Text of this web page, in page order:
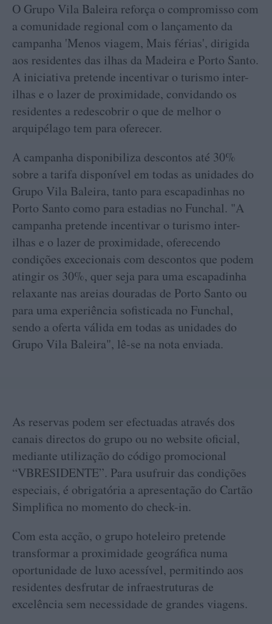
O Grupo Vila Baleira reforça o compromisso com
a comunidade regional com o lançamento da
campanha 'Menos viagem, Mais férias', dirigida
aos residentes das ilhas da Madeira e Porto Santo.
A iniciativa pretende incentivar o turismo inter-
ilhas e o lazer de proximidade, convidando os
residentes a redescobrir o que de melhor o
arquipélago tem para oferecer.
A campanha disponibiliza descontos até 30%
sobre a tarifa disponível em todas as unidades do
Grupo Vila Baleira, tanto para escapadinhas no
Porto Santo como para estadias no Funchal. "A
campanha pretende incentivar o turismo inter-
ilhas e o lazer de proximidade, oferecendo
condições excecionais com descontos que podem
atingir os 30%, quer seja para uma escapadinha
relaxante nas areias douradas de Porto Santo ou
para uma experiência sofisticada no Funchal,
sendo a oferta válida em todas as unidades do
Grupo Vila Baleira", lê-se na nota enviada.
As reservas podem ser efectuadas através dos
canais directos do grupo ou no website oficial,
mediante utilização do código promocional
“VBRESIDENTE”. Para usufruir das condições
especiais, é obrigatória a apresentação do Cartão
Simplifica no momento do check-in.
Com esta acção, o grupo hoteleiro pretende
transformar a proximidade geográfica numa
oportunidade de luxo acessível, permitindo aos
residentes desfrutar de infraestruturas de
excelência sem necessidade de grandes viagens.